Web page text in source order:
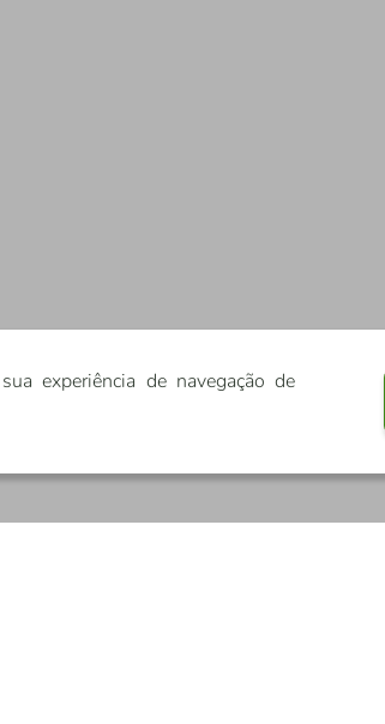
experiência de navegação de